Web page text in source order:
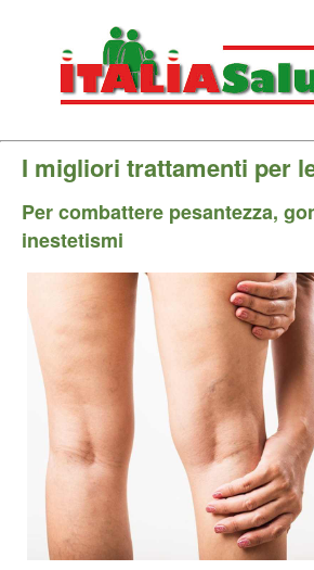
I migliori trattamenti per
Per combattere pesantezza,
inestetismi